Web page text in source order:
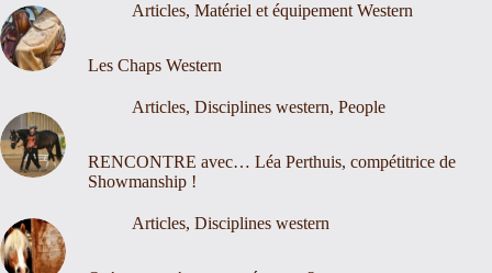
Articles, Matériel et équipement Western
Les Chaps Western
Articles, Disciplines western, People
RENCONTRE avec… Léa Perthuis, compétitrice de
Showmanship !
Articles, Disciplines western